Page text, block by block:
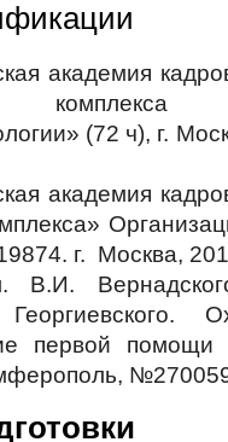
академия
комплекса
(72 ч), г.
академия
г. Москва,
первой помощи